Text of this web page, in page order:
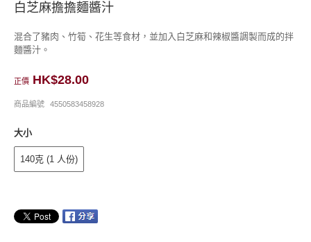
白芝麻擔擔麵醬汁
混合了豬肉、竹筍、花生等食材，並加入白芝麻和辣椒醬調製而成的拌
麵醬汁。
正價 HK$28.00
商品編號 4550583458928
大小
140克 (1 人份)